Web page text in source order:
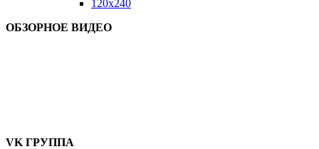
120x240
ОБЗОРНОЕ ВИДЕО
VK ГРУППА